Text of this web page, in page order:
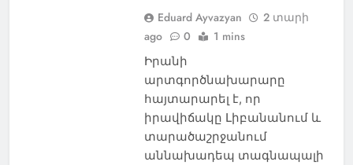
Eduard Ayvazyan
2 տարի
ago
0 1 mins
Իրանի
արտգործնախարարը
հայտարարել է, որ
իրավիճակը Լիբանանում և
տարածաշրջանում
աննախադեպ տագնապալի